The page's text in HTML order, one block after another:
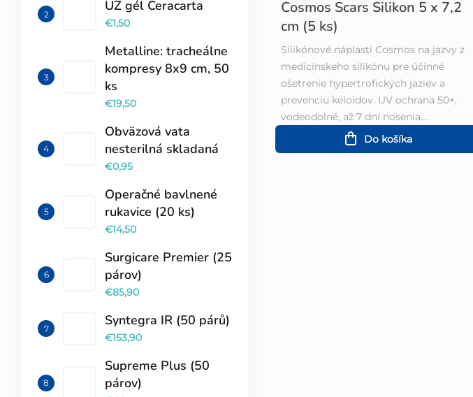
UZ gél Ceracarta
€1,50
Metalline: tracheálne
kompresy 8x9 cm, 50
ks
€19,50
Obväzová vata
nesterilná skladaná
€0,95
Operačné bavlnené
rukavice (20 ks)
€14,50
Surgicare Premier (25
párov)
€85,90
Syntegra IR (50 párů)
€153,90
Supreme Plus (50
párov)
Cosmos Scars Silikon 5 x 7,2
cm (5 ks)
Do košíka
Silikónové náplasti Cosmos na jazvy z
medicínskeho silikónu pre účinné
ošetrenie hypertrofických jaziev a
prevenciu keloidov. UV ochrana 50+,
vodeodolné, až 7 dní nosenia....